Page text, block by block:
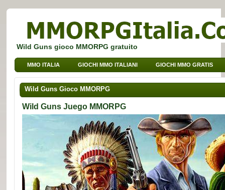
Wild Guns gioco MMORPG gratuito
MMO ITALIA GIOCHI MMO ITALIANI GIOCHI MMO GRATIS
GIOCHI BROWSER MMO GIOCHI MMO PER BAMBINI
GIOCHI MMO DI SPORT
Wild Guns Gioco MMORPG
Wild Guns Juego MMORPG